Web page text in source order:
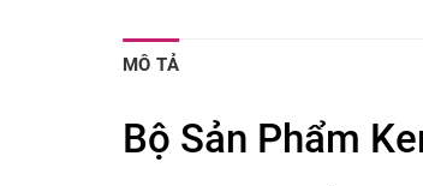
MÔ TẢ
Bộ Sản Phẩm